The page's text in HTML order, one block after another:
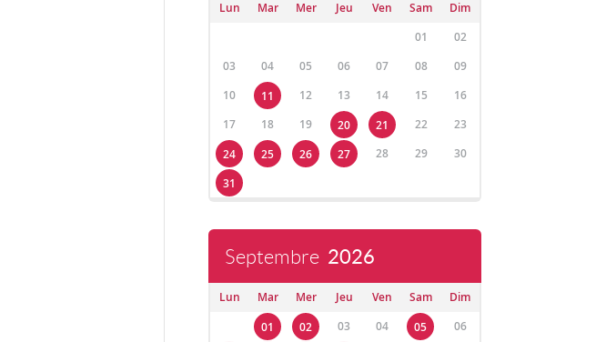
Lun Mar Mer Jeu Ven Sam
Dim
01
02
03
04 05 06 07 08
09
10
11 12 13 14 15
16
17
18 19 20 21 22
23
24
25 26 27 28 29
30
31
Septembre 2026
Lun Mar Mer Jeu Ven Sam
Dim
01
02 03 04 05
06